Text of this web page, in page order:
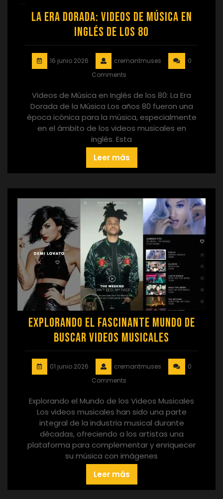
La Era Dorada: Videos de Música en
Inglés de los 80
16 junio 2026 cremantmuses
0
Comments
Videos de Música en Inglés de los 80: La Era
Dorada de la Música Los años 80 fueron una
época icónica para la música, especialmente
en el ámbito de los videos musicales en
inglés. Esta
Leer más
Explorando el Fascinante Mundo de
Buscar Videos Musicales
01 junio 2026 cremantmuses
0
Comments
Explorando el Mundo de los Videos Musicales
Los videos musicales han sido una parte
integral de la industria musical durante
décadas, ofreciendo a los artistas una
plataforma para complementar y enriquecer
su música con imágenes
Leer más